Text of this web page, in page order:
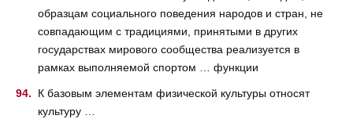
образцам социального поведения народов и стран, не
совпадающим с традициями, принятыми в других
государствах мирового сообщества реализуется в
рамках выполняемой спортом … функции
К базовым элементам физической культуры относят
культуру …